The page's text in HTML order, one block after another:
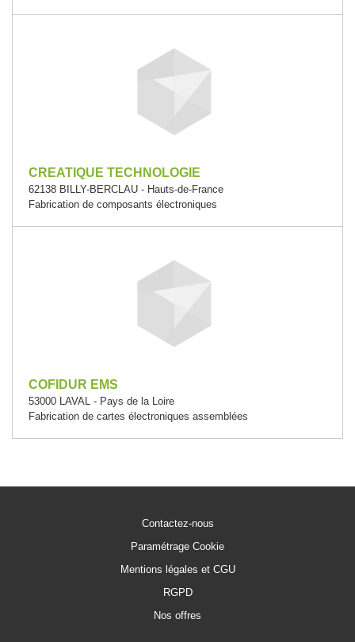
CREATIQUE TECHNOLOGIE
62138 BILLY-BERCLAU - Hauts-de-France
Fabrication de composants électroniques
COFIDUR EMS
53000 LAVAL - Pays de la Loire
Fabrication de cartes électroniques assemblées
Contactez-nous
Paramétrage Cookie
Mentions légales et CGU
RGPD
Nos offres